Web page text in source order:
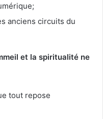
anciens circuits du
et la spiritualité ne
tout repose